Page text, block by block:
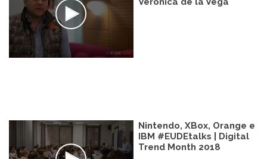
Nintendo, XBox, Orange e
IBM #EUDEtalks | Digital
Trend Month 2018